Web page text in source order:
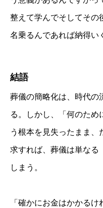
整えて学んでそしてその
名乗るんであれば納得い
結語
葬儀の簡略化は、時代の
る。しかし、「何のため
う根本を見失ったまま、
求すれば、葬儀は単なる
しまう。
「確かにお金はかかる